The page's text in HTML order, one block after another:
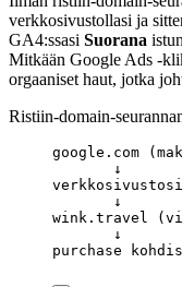
verkkosivustollasi ja
GA4:ssasi Suorana
Mitkään Google Ads -
orgaaniset haut, jotka
Ristiin-domain-
google.com
↓
↓
wink.travel
↓
purchase